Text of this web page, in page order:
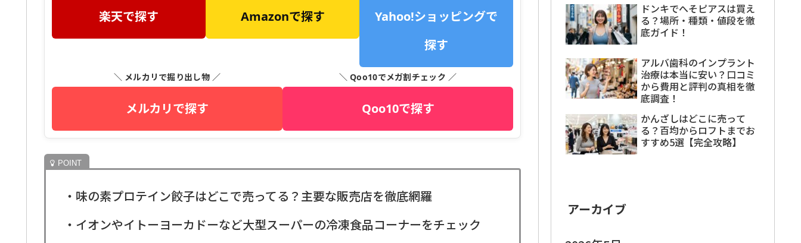
楽天で探す Amazonで探す
Yahoo!ショッピングで
探す
＼ メルカリで掘り出し物 ／
メルカリで探す
＼ Qoo10でメガ割チェック ／
Qoo10で探す
・味の素プロテイン餃子はどこで売ってる？主要な販売店を徹底網羅
・イオンやイトーヨーカドーなど大型スーパーの冷凍食品コーナーをチェック
ドンキでへそピアスは買え
る？場所・種類・値段を徹
底ガイド！
アルバ歯科のインプラント
治療は本当に安い？口コミ
から費用と評判の真相を徹
底調査！
かんざしはどこに売って
る？百均からロフトまでお
すすめ5選【完全攻略】
アーカイブ